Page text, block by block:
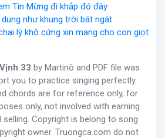
Tin Mừng đi khắp đó đây
như khung trời bát ngát
lỳ khô cứng xin mang cho con giọt
33 by Martinô and PDF file was
you to practice singing perfectly.
chords are for reference only, for
only, not involved with earning
selling. Copyright is belong to song
owner. Truongca.com do not